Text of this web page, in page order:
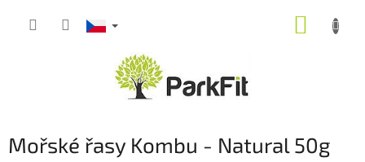
Mořské řasy Kombu - Natural 50g